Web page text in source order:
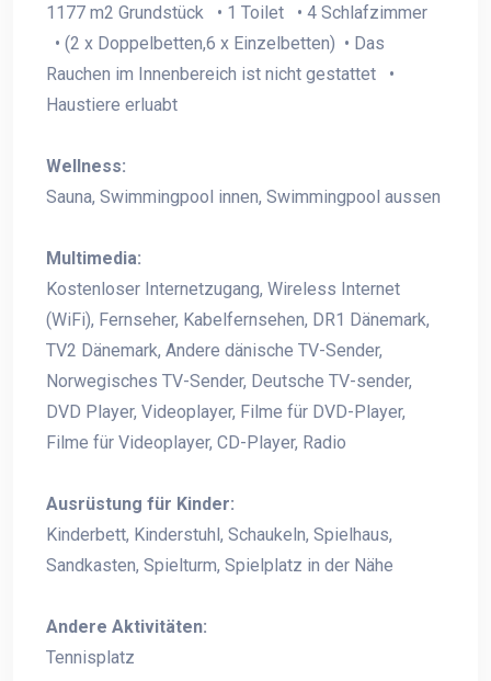
1177 m2 Grundstück • 1 Toilet • 4 Schlafzimmer
• (2 x Doppelbetten,6 x Einzelbetten) • Das
Rauchen im Innenbereich ist nicht gestattet •
Haustiere erluabt
Wellness:
Sauna, Swimmingpool innen, Swimmingpool aussen
Multimedia:
Kostenloser Internetzugang, Wireless Internet
(WiFi), Fernseher, Kabelfernsehen, DR1 Dänemark,
TV2 Dänemark, Andere dänische TV-Sender,
Norwegisches TV-Sender, Deutsche TV-sender,
DVD Player, Videoplayer, Filme für DVD-Player,
Filme für Videoplayer, CD-Player, Radio
Ausrüstung für Kinder:
Kinderbett, Kinderstuhl, Schaukeln, Spielhaus,
Sandkasten, Spielturm, Spielplatz in der Nähe
Andere Aktivitäten:
Tennisplatz